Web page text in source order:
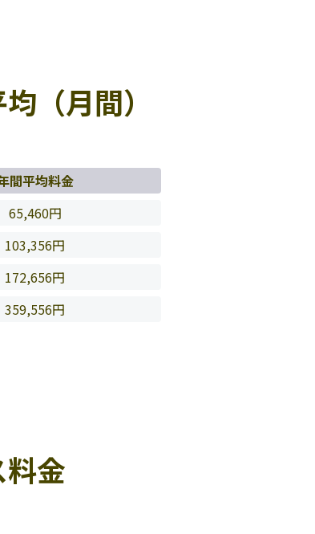
（月間）
間平均料金
65,460円
103,356円
172,656円
359,556円
金